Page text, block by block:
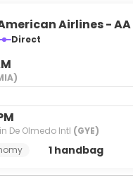
Airlines - AA
Direct
De Olmedo Intl (GYE)
1 handbag